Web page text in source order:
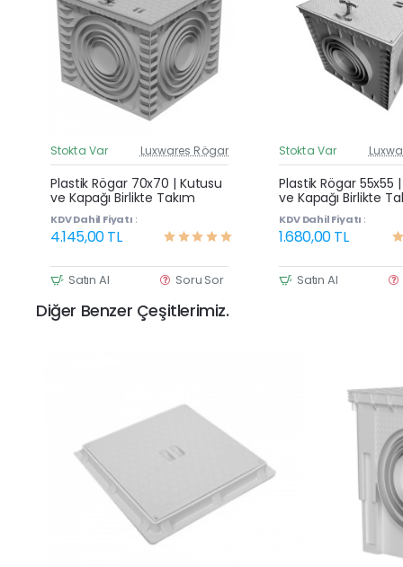
Güncel Fiyat
Yeni Ürün
Stokta Var Luxwares Rögar
Plastik Rögar 70x70 | Kutusu
ve Kapağı Birlikte Takım
KDV Dahil Fiyatı :
4.145,00 TL
Satın Al Soru Sor
Stokta Var
Plastik Rögar 55x55
ve Kapağı Birlikte
KDV Dahil Fiyatı :
1.680,00 TL
Satın Al
Diğer Benzer Çeşitlerimiz.